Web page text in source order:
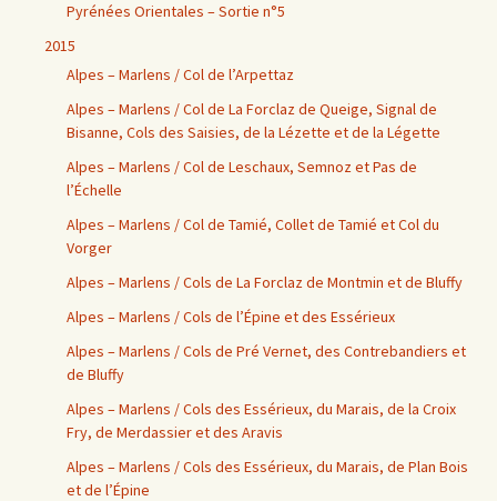
Pyrénées Orientales – Sortie n°5
2015
Alpes – Marlens / Col de l’Arpettaz
Alpes – Marlens / Col de La Forclaz de Queige, Signal de
Bisanne, Cols des Saisies, de la Lézette et de la Légette
Alpes – Marlens / Col de Leschaux, Semnoz et Pas de
l’Échelle
Alpes – Marlens / Col de Tamié, Collet de Tamié et Col du
Vorger
Alpes – Marlens / Cols de La Forclaz de Montmin et de Bluffy
Alpes – Marlens / Cols de l’Épine et des Essérieux
Alpes – Marlens / Cols de Pré Vernet, des Contrebandiers et
de Bluffy
Alpes – Marlens / Cols des Essérieux, du Marais, de la Croix
Fry, de Merdassier et des Aravis
Alpes – Marlens / Cols des Essérieux, du Marais, de Plan Bois
et de l’Épine